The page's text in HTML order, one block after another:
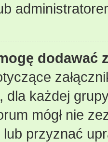
dodawać
dla każdej
mógł nie
przyznać